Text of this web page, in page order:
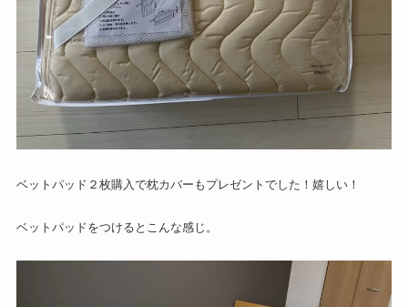
ベットパッド２枚購入で枕カバーもプレゼントでした！嬉しい！
ベットパッドをつけるとこんな感じ。